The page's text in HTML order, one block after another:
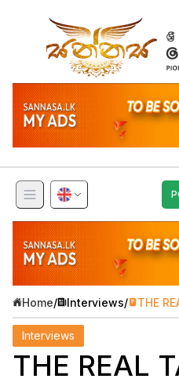
Home/ Interviews/
THE
Interviews
THE REAL